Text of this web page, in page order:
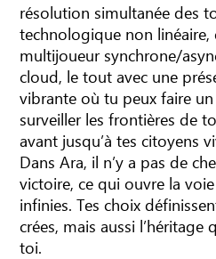
résolution simultanée des
technologique non
multijoueur synchrone/
cloud, le tout avec une
vibrante où tu peux faire
surveiller les frontières de
avant jusqu’à tes citoyens
Dans Ara, il n’y a pas de
victoire, ce qui ouvre la
infinies. Tes choix
crées, mais aussi l’héritage
toi.